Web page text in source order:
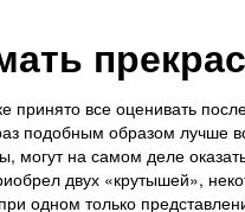
принято все оценивать
подобным образом лучше
могут на самом деле
двух «крутышей»,
одном только